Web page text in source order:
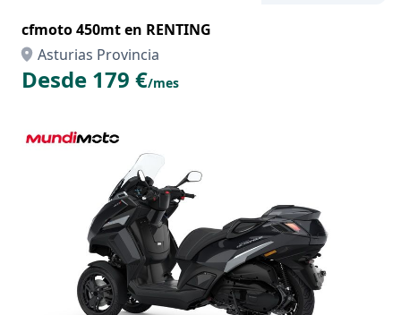
cfmoto 450mt en RENTING
Asturias Provincia
Desde 179 €/mes